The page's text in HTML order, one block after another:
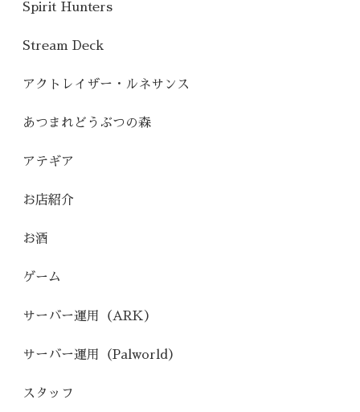
Spirit Hunters
Stream Deck
アクトレイザー・ルネサンス
あつまれどうぶつの森
アテギア
お店紹介
お酒
ゲーム
サーバー運用（ARK）
サーバー運用（Palworld）
スタッフ